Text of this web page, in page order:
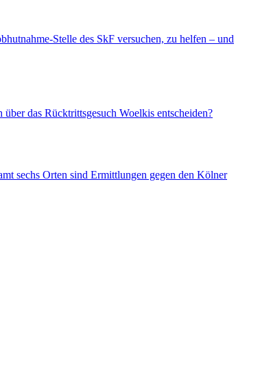
Stelle des SkF versuchen, zu helfen – und
das Rücktrittsgesuch Woelkis entscheiden?
sechs Orten sind Ermittlungen gegen den Kölner